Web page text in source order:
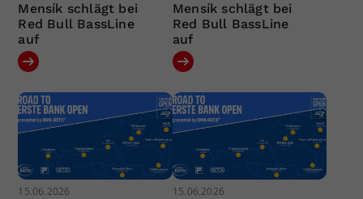
Mensík schlägt bei
Red Bull BassLine
auf
Mensík schlägt bei
Red Bull BassLine
auf
15.06.2026 15.06.2026